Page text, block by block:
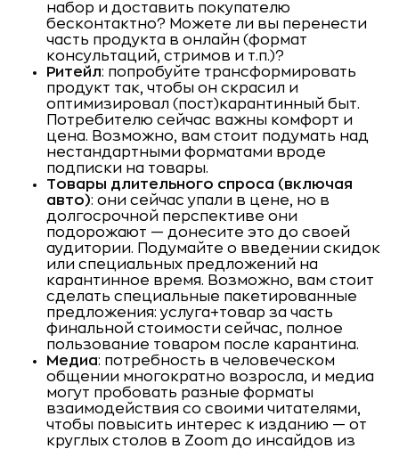
набор и доставить покупателю
бесконтактно? Можете ли вы перенести
часть продукта в онлайн (формат
консультаций, стримов и т.п.)?
Ритейл: попробуйте трансформировать
продукт так, чтобы он скрасил и
оптимизировал (пост)карантинный быт.
Потребителю сейчас важны комфорт и
цена. Возможно, вам стоит подумать над
нестандартными форматами вроде
подписки на товары.
Товары длительного спроса (включая
авто): они сейчас упали в цене, но в
долгосрочной перспективе они
подорожают — донесите это до своей
аудитории. Подумайте о введении скидок
или специальных предложений на
карантинное время. Возможно, вам стоит
сделать специальные пакетированные
предложения: услуга+товар за часть
финальной стоимости сейчас, полное
пользование товаром после карантина.
Медиа: потребность в человеческом
общении многократно возросла, и медиа
могут пробовать разные форматы
взаимодействия со своими читателями,
чтобы повысить интерес к изданию — от
круглых столов в Zoom до инсайдов из